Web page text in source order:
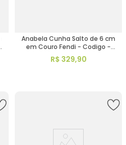
Anabela Cunha Salto de 6 cm
em Couro Fendi - Codigo -
9698
R$ 329,90